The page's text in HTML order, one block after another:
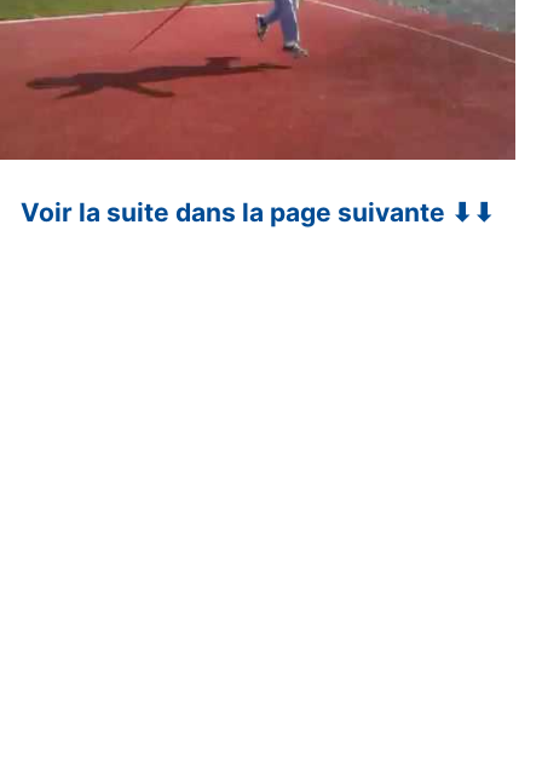
Voir la suite dans la page suivante ⬇⬇